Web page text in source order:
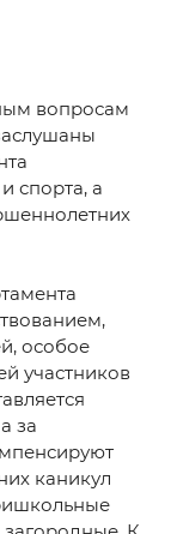
вопросам
спорта, а
особое
участников
за
каникул